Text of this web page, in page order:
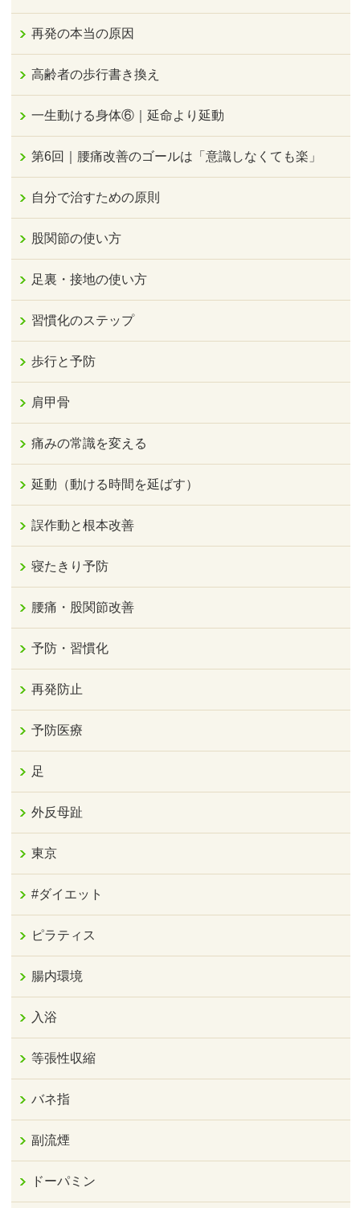
再発の本当の原因
高齢者の歩行書き換え
一生動ける身体⑥｜延命より延動
第6回｜腰痛改善のゴールは「意識しなくても楽」
自分で治すための原則
股関節の使い方
足裏・接地の使い方
習慣化のステップ
歩行と予防
肩甲骨
痛みの常識を変える
延動（動ける時間を延ばす）
誤作動と根本改善
寝たきり予防
腰痛・股関節改善
予防・習慣化
再発防止
予防医療
足
外反母趾
東京
#ダイエット
ピラティス
腸内環境
入浴
等張性収縮
バネ指
副流煙
ドーパミン